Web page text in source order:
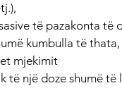
të pazakonta të
kumbulla të
mjekimit
të një doze shumë